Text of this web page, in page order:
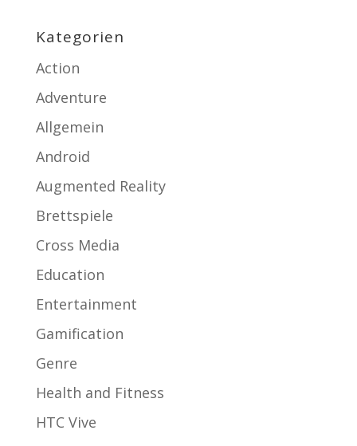
Kategorien
Action
Adventure
Allgemein
Android
Augmented Reality
Brettspiele
Cross Media
Education
Entertainment
Gamification
Genre
Health and Fitness
HTC Vive